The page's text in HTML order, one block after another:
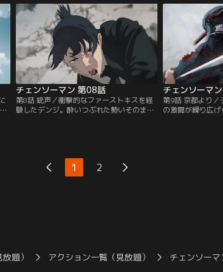
デンジだったが--。【提供：バンダイチャ
ンネル】
それに快哉を上
【提供：バンダ
チェンソーマン 第08話
第8話 銃声／衝撃的なファーストキスを経
験したデンジ。酔いつぶれた勢いそのまま
チェンソーマ
第9話 京都より
の激闘が繰り広
1 2
題） アクション一覧（見放題） チェンソーマ